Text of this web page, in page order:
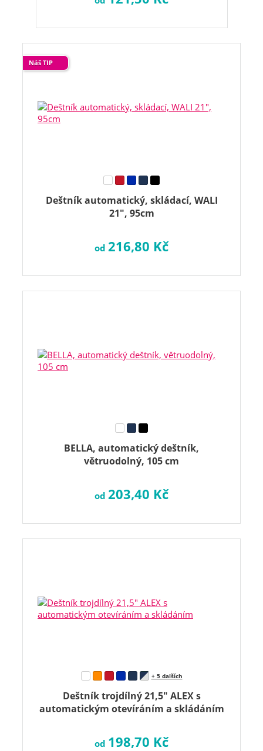
Deštník automatický, skládací, WALI
21", 95cm
Náš TIP
od 216,80 Kč
BELLA, automatický deštník,
větruodolný, 105 cm
od 203,40 Kč
Deštník trojdílný 21,5" ALEX s
automatickým otevíráním a skládáním
+ 5 dalších
od 198,70 Kč